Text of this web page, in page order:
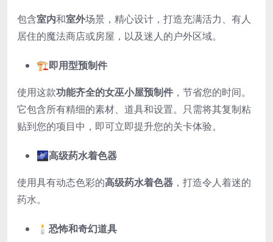
包含室内和室外场景，精心设计，打造充满活力、有人
居住的魔法商店或房屋，以及迷人的户外区域。
🏗️即用型预制件
使用这款功能齐全的女巫小屋预制件 ，节省您的时间。
它包含所有精细的素材、道具和设置。只需将其复制粘
贴到您的项目中，即可立即提升您的关卡体验。
🌌高级药水着色器
使用具有动态色彩的高级药水着色器 ，打造令人着迷的
药水。
🕯️ 恐怖和奇幻道具